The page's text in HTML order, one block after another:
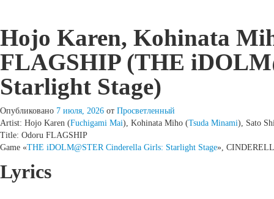
Hojo Karen, Kohinata
FLAGSHIP (THE
Starlight Stage)
Опубликовано 7 июля, 2026 от Просветленный
Artist: Hojo Karen (Fuchigami Mai), Kohinata Miho (Tsuda Minami), Sato
Title: Odoru FLAGSHIP
Game «THE iDOLM@STER Cinderella Girls: Starlight Stage»,
Lyrics